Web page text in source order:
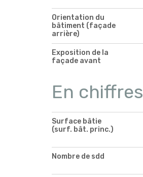
Orientation du
bâtiment (façade
arrière)
Exposition de la
façade avant
En chiffres
Surface bâtie
(surf. bât. princ.)
Nombre de sdd